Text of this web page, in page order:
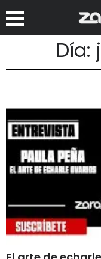
Día: